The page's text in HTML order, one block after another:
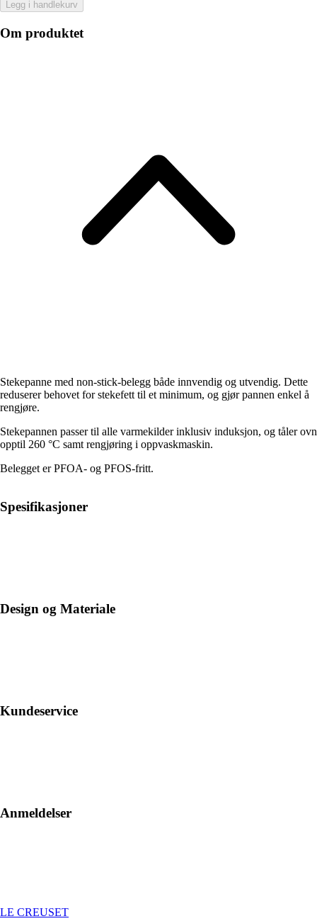
Legg i handlekurv
Om produktet
Stekepanne med non-stick-belegg både innvendig og utvendig. Dette
reduserer behovet for stekefett til et minimum, og gjør pannen enkel å
rengjøre.
Stekepannen passer til alle varmekilder inklusiv induksjon, og tåler ovn
opptil 260 °C samt rengjøring i oppvaskmaskin.
Belegget er PFOA- og PFOS-fritt.
Spesifikasjoner
Design og Materiale
Kundeservice
Anmeldelser
LE CREUSET